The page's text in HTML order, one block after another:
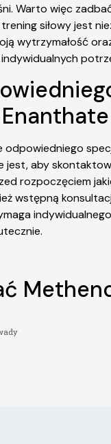
Warto więc
siłowy jest
wytrzymałość
odpowiedniego
jest, aby
rozpoczęciem
wstępną